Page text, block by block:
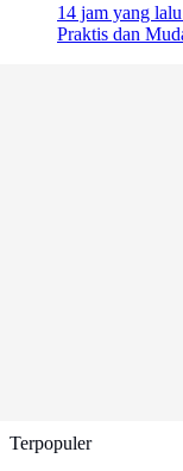
14 jam yang lalu
Praktis dan
Terpopuler